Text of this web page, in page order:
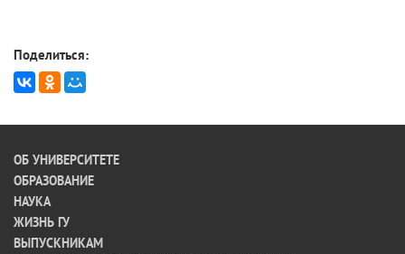
Поделиться:
ОБ УНИВЕРСИТЕТЕ
ОБРАЗОВАНИЕ
НАУКА
ЖИЗНЬ ГУ
ВЫПУСКНИКАМ